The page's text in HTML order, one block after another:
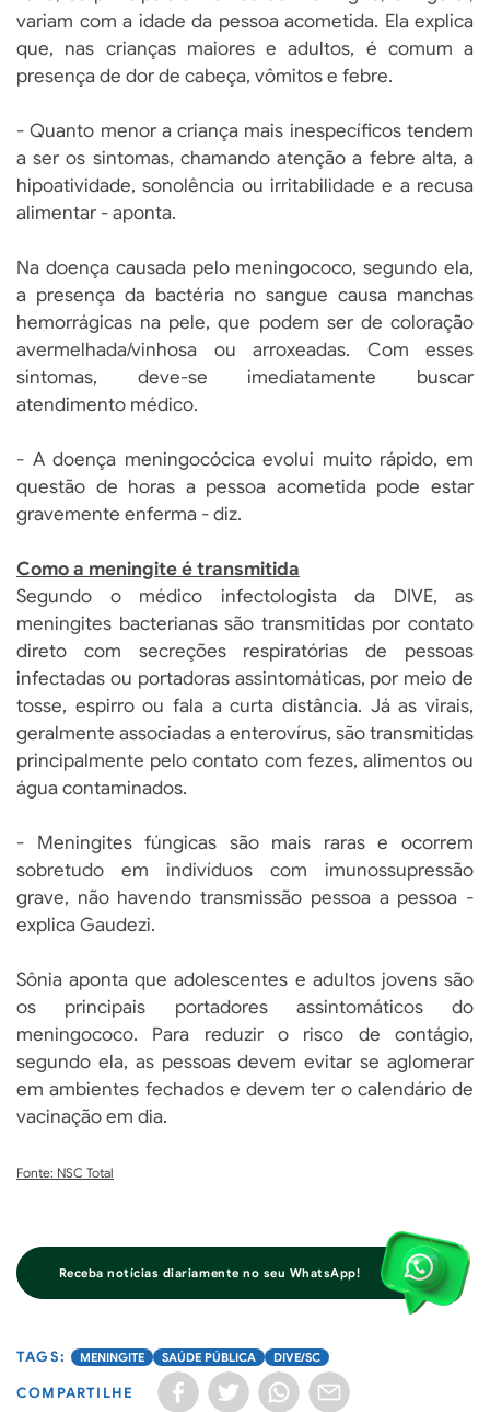
variam com a idade da pessoa acometida. Ela explica
que, nas crianças maiores e adultos, é comum a
presença de dor de cabeça, vômitos e febre.
- Quanto menor a criança mais inespecíficos tendem
a ser os sintomas, chamando atenção a febre alta, a
hipoatividade, sonolência ou irritabilidade e a recusa
alimentar - aponta.
Na doença causada pelo meningococo, segundo ela,
a presença da bactéria no sangue causa manchas
hemorrágicas na pele, que podem ser de coloração
avermelhada/vinhosa ou arroxeadas. Com esses
sintomas, deve-se imediatamente buscar
atendimento médico.
- A doença meningocócica evolui muito rápido, em
questão de horas a pessoa acometida pode estar
gravemente enferma - diz.
Como a meningite é transmitida
Segundo o médico infectologista da DIVE, as
meningites bacterianas são transmitidas por contato
direto com secreções respiratórias de pessoas
infectadas ou portadoras assintomáticas, por meio de
tosse, espirro ou fala a curta distância. Já as virais,
geralmente associadas a enterovírus, são transmitidas
principalmente pelo contato com fezes, alimentos ou
água contaminados.
- Meningites fúngicas são mais raras e ocorrem
sobretudo em indivíduos com imunossupressão
grave, não havendo transmissão pessoa a pessoa -
explica Gaudezi.
Sônia aponta que adolescentes e adultos jovens são
os principais portadores assintomáticos do
meningococo. Para reduzir o risco de contágio,
segundo ela, as pessoas devem evitar se aglomerar
em ambientes fechados e devem ter o calendário de
vacinação em dia.
Fonte: NSC Total
Receba notícias diariamente no seu WhatsApp!
MENINGITE SAÚDE PÚBLICA DIVE/SC
COMPARTILHE